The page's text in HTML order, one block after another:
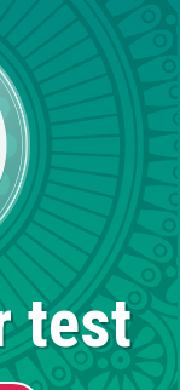
test